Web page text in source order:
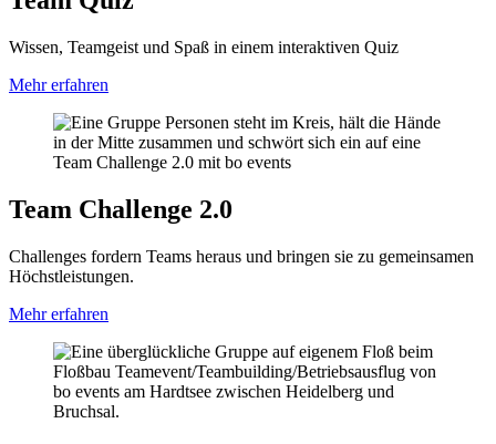
Wissen, Teamgeist und Spaß in einem interaktiven Quiz
Mehr erfahren
Team Challenge 2.0
Challenges fordern Teams heraus und bringen sie zu gemeinsamen
Höchstleistungen.
Mehr erfahren